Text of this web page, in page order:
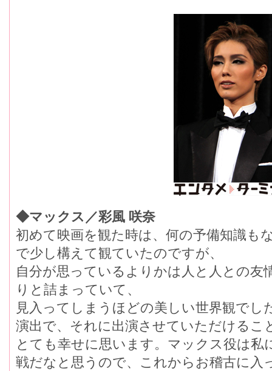
◆マックス／彩風 咲奈
初めて映画を観た時は、何の予備知識も
で少し構えて観ていたのですが、
自分が思っているよりかは人と人との友
りと詰まっていて、
見入ってしまうほどの美しい世界観でし
演出で、それに出演させていただけるこ
とても幸せに思います。マックス役は私
戦だなと思うので、これからお稽古に入